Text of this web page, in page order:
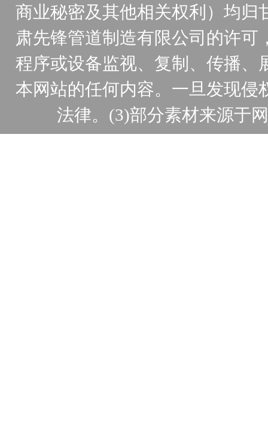
商业秘密及其他相关权利）均归
肃先锋管道制造有限公司的许
程序或设备监视、复制、传播、
本网站的任何内容。一旦发现侵
法律。(3)部分素材来源于